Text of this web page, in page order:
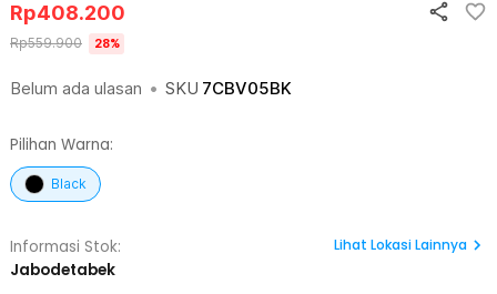
Belum ada ulasan • SKU 7CBV05BK
Rp408.200
Rp559.900 28%
Pilihan Warna:
Black
Informasi Stok:
Jabodetabek
Lihat Lokasi Lainnya